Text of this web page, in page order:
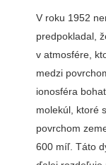
V roku 1952
predpokladal,
v atmosfére,
medzi
ionosféra
molekúl, ktoré
povrchom
600 míľ. Táto